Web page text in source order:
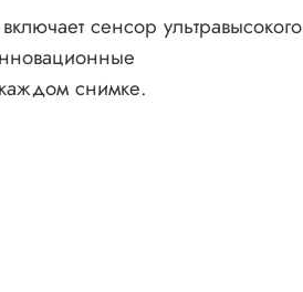
сенсор ультравысокого
снимке.